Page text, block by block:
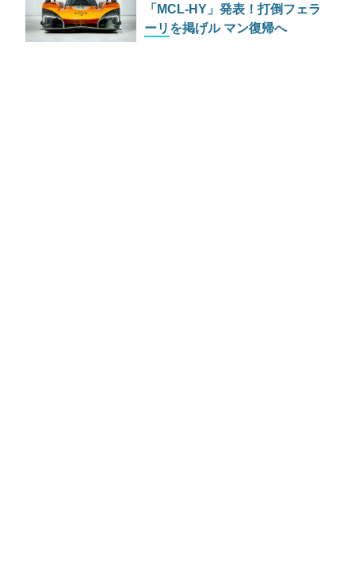
「MCL-HY」発表！打倒フェラ
ーリを掲げル マン復帰へ